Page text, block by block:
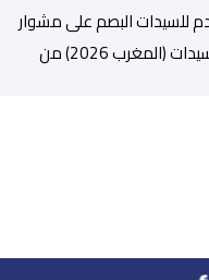
للسيدات البصم على مشوار
متميز في منافسات كأس أمم إفريقيا للسيدات (المغرب 2026) من